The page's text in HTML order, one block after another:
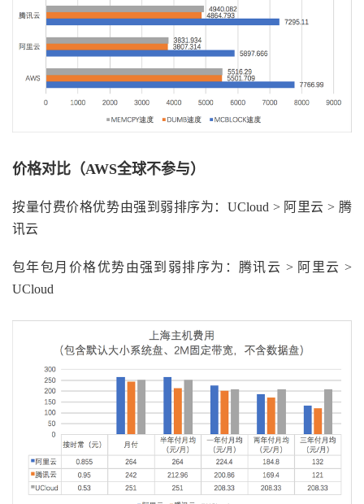
价格对比（AWS全球不参与）
按量付费价格优势由强到弱排序为：UCloud > 阿里云 > 腾
讯云
包年包月价格优势由强到弱排序为：腾讯云 > 阿里云 >
UCloud